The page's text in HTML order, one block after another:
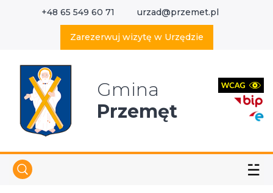
+48 65 549 60 71 urzad@przemet.pl
Zarezerwuj wizytę w Urzędzie
Gmina
Przemęt
☱
Wyszukaj w serwisie